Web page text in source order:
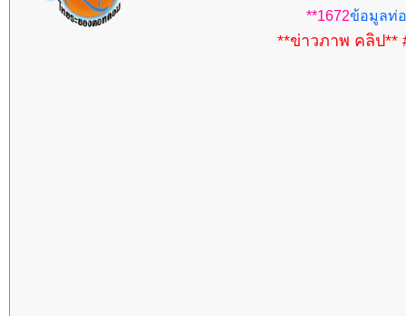
**1672ข้อมูลท่
**ข่าวภาพ คลิป**